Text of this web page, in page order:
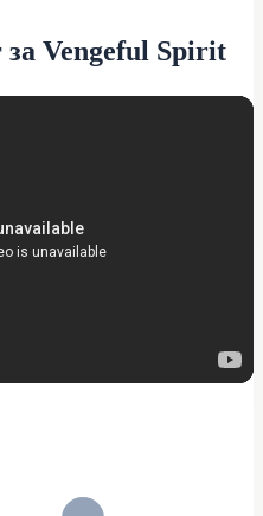
Vengeful Spirit